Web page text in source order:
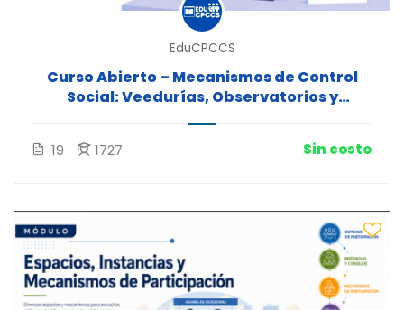
EduCPCCS
Curso Abierto – Mecanismos de Control
Social: Veedurías, Observatorios y
19 1727 Sin costo